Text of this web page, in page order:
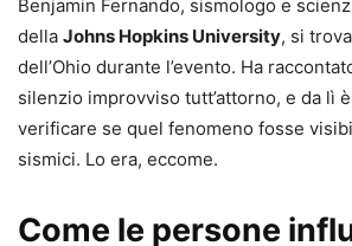
Benjamin Fernando, sismologo e
della Johns Hopkins University, si
dell’Ohio durante l’evento. Ha
silenzio improvviso tutt’attorno, e da lì
verificare se quel fenomeno fosse
sismici. Lo era, eccome.
Come le persone